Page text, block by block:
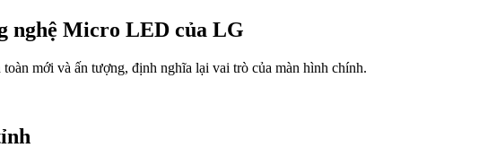
nghệ Micro LED của LG
mới và ấn tượng, định nghĩa lại vai trò của màn hình chính.